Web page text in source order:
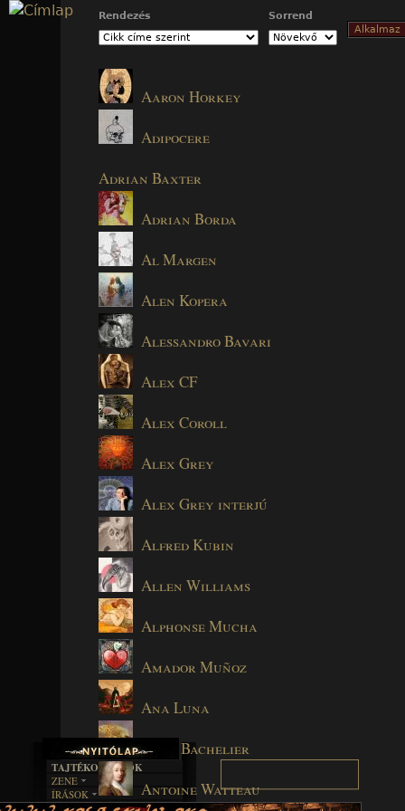
Jump to navigation
Rendezés Sorrend
Aaron Horkey
Adipocere
Adrian Baxter
Adrian Borda
Al Margen
Alen Kopera
Alessandro Bavari
Alex CF
Alex Coroll
Alex Grey
Alex Grey interjú
Alfred Kubin
Allen Williams
Alphonse Mucha
Amador Muñoz
Ana Luna
Anne Bachelier
Antoine Watteau
TAJTÉKOS LAPOK
ZENE
EGYÜTTESEK
ÍRÁSOK
BOSZORKÁNYKONYHA